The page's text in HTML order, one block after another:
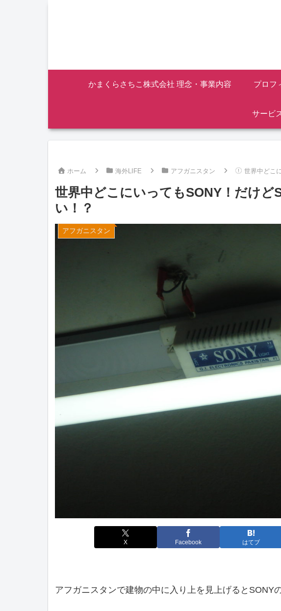
かまくらさちこ株式会社 理念・事業内容 プロフ
サービ
ホーム 海外LIFE アフガニスタン 世界中どこ
世界中どこにいってもSONY！だけど
い！？
アフガニスタン
X Facebook はてブ
アフガニスタンで建物の中に入り上を見上げるとSONY